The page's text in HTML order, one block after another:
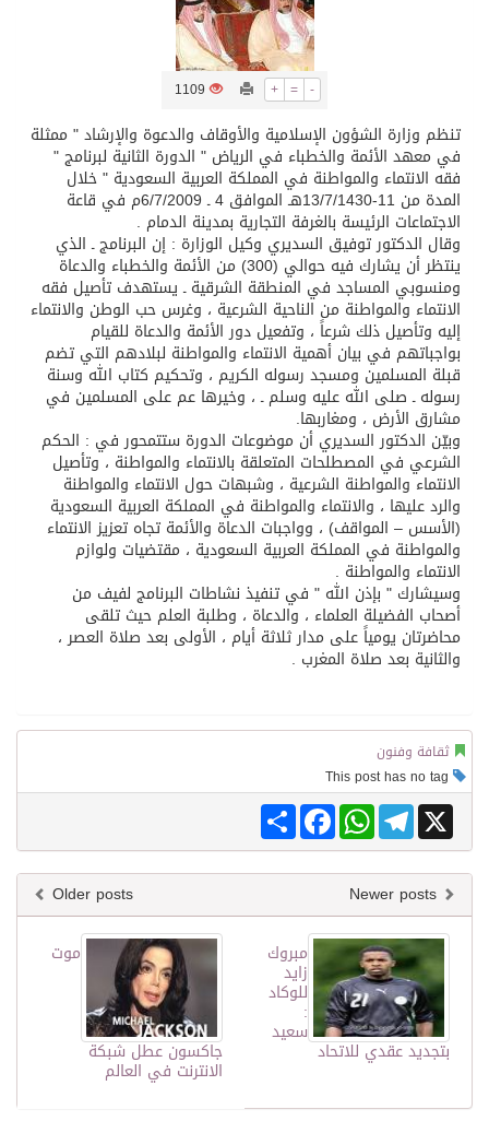
كسوة الكعبة تعتلي البيت العتيق
“سبيس إكس” تطلق 24 قمرًا صناعيًا جديدًا إلى الفضاء
+ = -
1109
تنظم وزارة الشؤون الإسلامية والأوقاف والدعوة والإرشاد " ممثلة
في معهد الأئمة والخطباء في الرياض " الدورة الثانية لبرنامج "
فقه الانتماء والمواطنة في المملكة العربية السعودية " خلال
المدة من 11-13/7/1430هـ الموافق 4 ـ 6/7/2009م في قاعة
الاجتماعات الرئيسة بالغرفة التجارية بمدينة الدمام .
وقال الدكتور توفيق السديري وكيل الوزارة : إن البرنامج ـ الذي
ينتظر أن يشارك فيه حوالي (300) من الأئمة والخطباء والدعاة
ومنسوبي المساجد في المنطقة الشرقية ـ يستهدف تأصيل فقه
الانتماء والمواطنة من الناحية الشرعية ، وغرس حب الوطن والانتماء
إليه وتأصيل ذلك شرعاً ، وتفعيل دور الأئمة والدعاة للقيام
بواجباتهم في بيان أهمية الانتماء والمواطنة لبلادهم التي تضم
قبلة المسلمين ومسجد رسوله الكريم ، وتحكيم كتاب الله وسنة
رسوله ـ صلى الله عليه وسلم ـ ، وخيرها عم على المسلمين في
مشارق الأرض ، ومغاربها.
وبيّن الدكتور السديري أن موضوعات الدورة ستتمحور في : الحكم
الشرعي في المصطلحات المتعلقة بالانتماء والمواطنة ، وتأصيل
الانتماء والمواطنة الشرعية ، وشبهات حول الانتماء والمواطنة
والرد عليها ، والانتماء والمواطنة في المملكة العربية السعودية
(الأسس – المواقف) ، وواجبات الدعاة والأئمة تجاه تعزيز الانتماء
والمواطنة في المملكة العربية السعودية ، مقتضيات ولوازم
الانتماء والمواطنة .
وسيشارك " بإذن الله " في تنفيذ نشاطات البرنامج لفيف من
أصحاب الفضيلة العلماء ، والدعاة ، وطلبة العلم حيث تلقى
محاضرتان يومياً على مدار ثلاثة أيام ، الأولى بعد صلاة العصر ،
والثانية بعد صلاة المغرب .
ثقافة وفنون
Share
FacebookWhatsAppTelegram X
Older posts
موت
جاكسون عطل شبكة
الانترنت في العالم
مبروك
زايد
للوكاد
:
سعيد
بتجديد عقدي للاتحاد